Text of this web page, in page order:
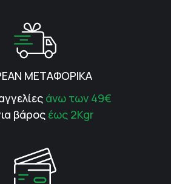
ΜΕΤΑΦΟΡΙΚΑ
άνω των 49€
βάρος έως 2Kgr